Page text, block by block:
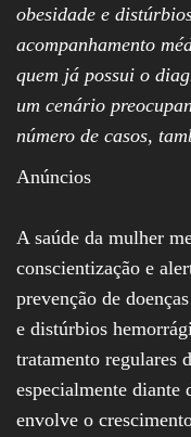
obesidade e
acompanhamento
quem já possui o
um cenário
número de casos,
Anúncios
A saúde da mulher
conscientização e
prevenção de
e distúrbios
tratamento regulares
especialmente diante
envolve o